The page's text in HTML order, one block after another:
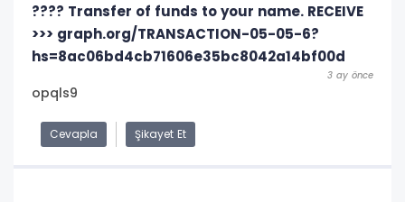
???? Transfer of funds to your name. RECEIVE
>>> graph.org/TRANSACTION-05-05-6?
hs=8ac06bd4cb71606e35bc8042a14bf00d
3 ay önce
opqls9
Cevapla Şikayet Et